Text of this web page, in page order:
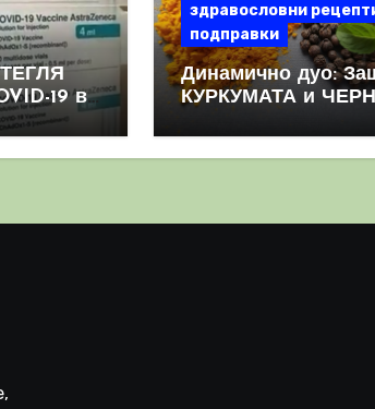
19 в
след
здравословни
подправки
Динамично дуо:
КУРКУМАТА и
комбинация